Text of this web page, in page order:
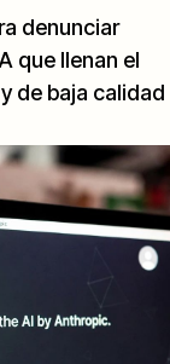
denunciar
que llenan el
de baja calidad